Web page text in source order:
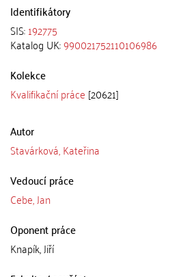
Identifikátory
SIS:192775
Katalog UK:990021752110106986
Kolekce
Kvalifikační práce [20621]
Autor
Stavárková, Kateřina
Vedoucí práce
Cebe, Jan
Oponent práce
Knapík, Jiří